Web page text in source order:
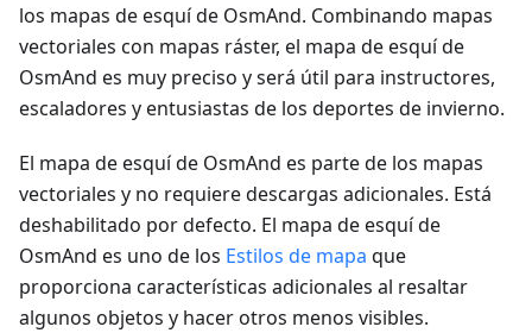
los mapas de esquí de OsmAnd. Combinando mapas
vectoriales con mapas ráster, el mapa de esquí de
OsmAnd es muy preciso y será útil para instructores,
escaladores y entusiastas de los deportes de invierno.
El mapa de esquí de OsmAnd es parte de los mapas
vectoriales y no requiere descargas adicionales. Está
deshabilitado por defecto. El mapa de esquí de
OsmAnd es uno de los Estilos de mapa que
proporciona características adicionales al resaltar
algunos objetos y hacer otros menos visibles.